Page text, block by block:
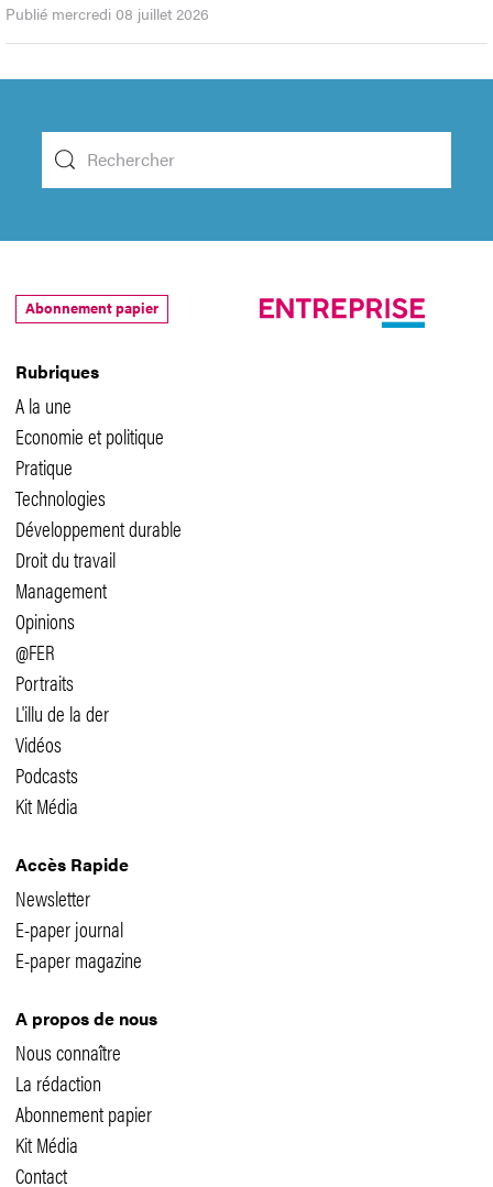
Publié mercredi 08 juillet 2026
Rubriques
A la une
Economie et politique
Pratique
Technologies
Développement durable
Droit du travail
Management
Opinions
@FER
Portraits
L'illu de la der
Vidéos
Podcasts
Kit Média
Accès Rapide
Newsletter
E-paper journal
E-paper magazine
A propos de nous
Nous connaître
La rédaction
Abonnement papier
Kit Média
Contact
Abonnement papier